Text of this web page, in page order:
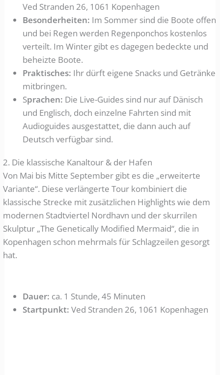
Ved Stranden 26, 1061 Kopenhagen
Besonderheiten: Im Sommer sind die Boote offen
und bei Regen werden Regenponchos kostenlos
verteilt. Im Winter gibt es dagegen bedeckte und
beheizte Boote.
Praktisches: Ihr dürft eigene Snacks und Getränke
mitbringen.
Sprachen: Die Live-Guides sind nur auf Dänisch
und Englisch, doch einzelne Fahrten sind mit
Audioguides ausgestattet, die dann auch auf
Deutsch verfügbar sind.
2. Die klassische Kanaltour & der Hafen
Von Mai bis Mitte September gibt es die „erweiterte
Variante“. Diese verlängerte Tour kombiniert die
klassische Strecke mit zusätzlichen Highlights wie dem
modernen Stadtviertel Nordhavn und der skurrilen
Skulptur „The Genetically Modified Mermaid“, die in
Kopenhagen schon mehrmals für Schlagzeilen gesorgt
hat.
Dauer: ca. 1 Stunde, 45 Minuten
Startpunkt: Ved Stranden 26, 1061 Kopenhagen